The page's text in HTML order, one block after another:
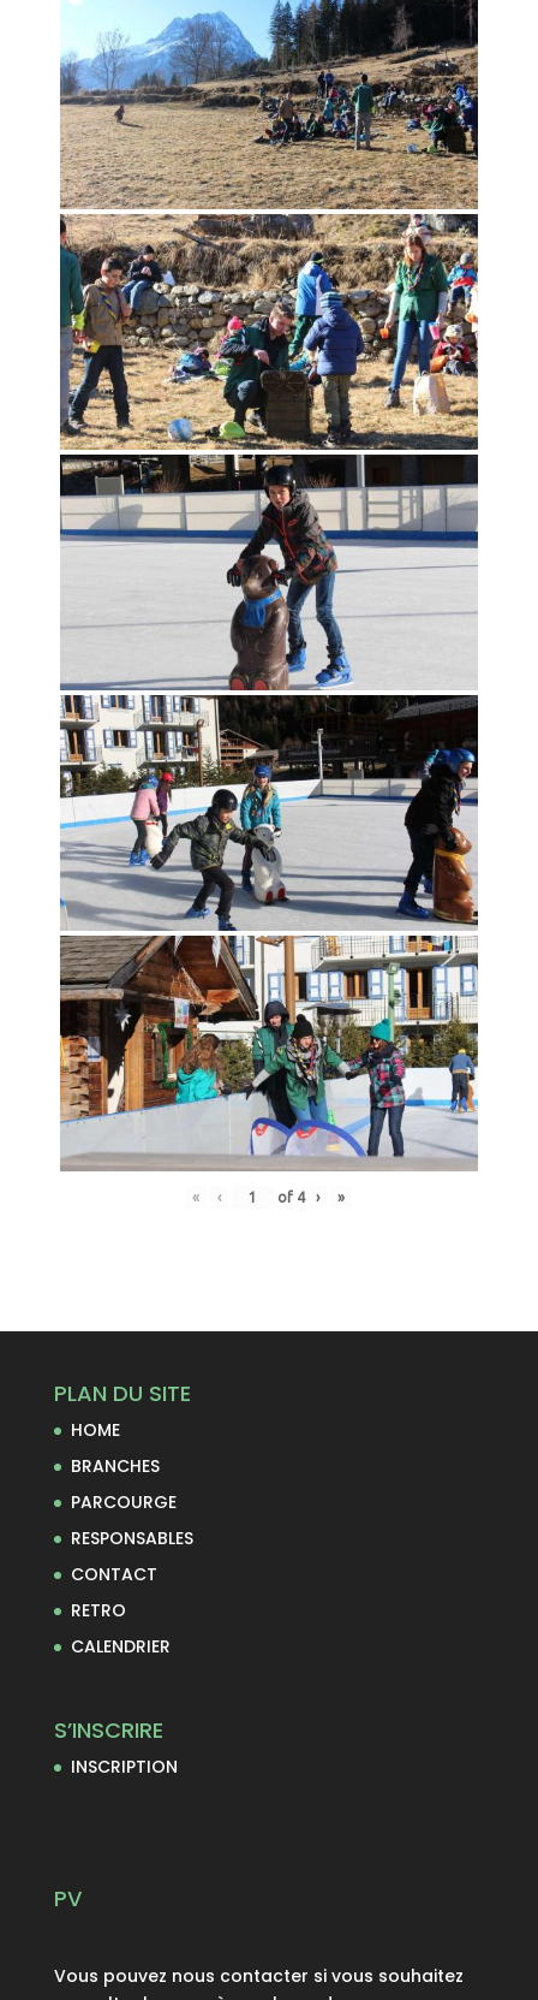
« ‹ of 4 › »
PLAN DU SITE
HOME
BRANCHES
PARCOURGE
RESPONSABLES
CONTACT
RETRO
CALENDRIER
S’INSCRIRE
INSCRIPTION
PV
Vous pouvez nous contacter si vous souhaitez